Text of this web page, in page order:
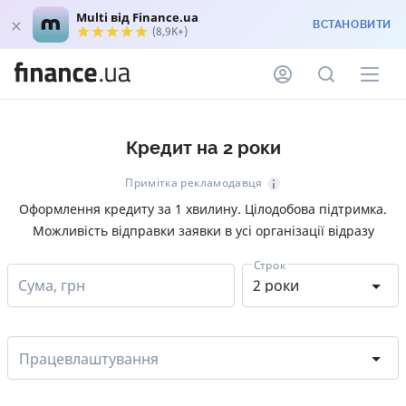
Multi від Finance.ua
(8,9K+) ВСТАНОВИТИ
Кредит на 2 роки
Примітка рекламодавця
Оформлення кредиту за 1 хвилину. Цілодобова підтримка.
Можливість відправки заявки в усі організації відразу
Сума, грн 2 роки
Строк
Працевлаштування